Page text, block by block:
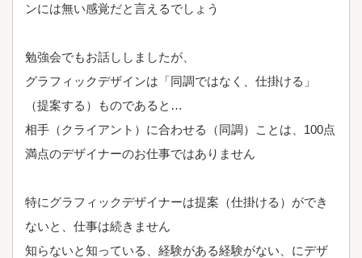
ンには無い感覚だと言えるでしょう
勉強会でもお話ししましたが、
グラフィックデザインは「同調ではなく、仕掛ける」
（提案する）ものであると…
相手（クライアント）に合わせる（同調）ことは、100点
満点のデザイナーのお仕事ではありません
特にグラフィックデザイナーは提案（仕掛ける）ができ
ないと、仕事は続きません
知らないと知っている、経験がある経験がない、にデザ